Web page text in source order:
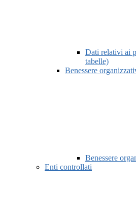
Dati relativi ai
tabelle)
Benessere
Benessere
Enti controllati